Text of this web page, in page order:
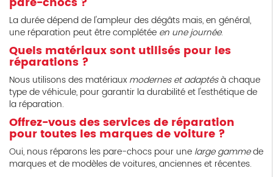
La durée dépend de l'ampleur des dégâts mais, en général,
une réparation peut être complétée en une journée.
Quels matériaux sont utilisés pour les
réparations ?
Nous utilisons des matériaux modernes et adaptésà chaque
type de véhicule, pour garantir la durabilité et l'esthétique de
la réparation.
Offrez-vous des services de réparation
pour toutes les marques de voiture ?
Oui, nous réparons les pare-chocs pour une large gammede
marques et de modèles de voitures, anciennes et récentes.